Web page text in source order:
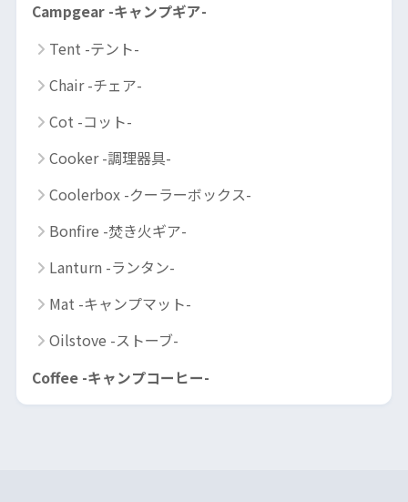
Campgear -キャンプギア-
Tent -テント-
Chair -チェア-
Cot -コット-
Cooker -調理器具-
Coolerbox -クーラーボックス-
Bonfire -焚き火ギア-
Lanturn -ランタン-
Mat -キャンプマット-
Oilstove -ストーブ-
Coffee -キャンプコーヒー-